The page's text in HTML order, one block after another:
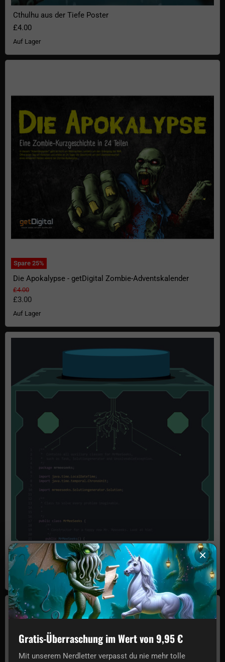
Cthulhu aus der Tiefe Poster
£4.00
Auf Lager
Spare 25%
Die Apokalypse - getDigital Zombie-Adventskalender
Ursprünglicher Preis
£4.00
Aktueller Preis
£3.00
Auf Lager
Mr. Meeseeks Box o' Fun Code Poster
£7.00
Auf Lager
Jurassic World Poster: Dinosaurier
×
Gratis-Überraschung im Wert von 9,95 €
Mit unserem Nerdletter verpasst du nie mehr tolle